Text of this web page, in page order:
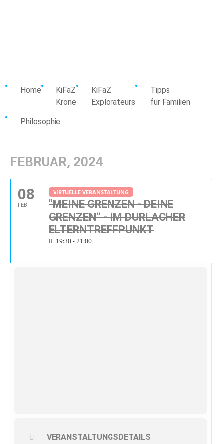
Home
KiFaZ
Krone
KiFaZ
Explorateurs
Tipps
für Familien
Philosophie
FEBRUAR, 2024
08
FEB
VIRTUELLE VERANSTALTUNG
"MEINE GRENZEN - DEINE
GRENZEN“ - IM DURLACHER
ELTERNTREFFPUNKT
19:30 - 21:00
VERANSTALTUNGSDETAILS